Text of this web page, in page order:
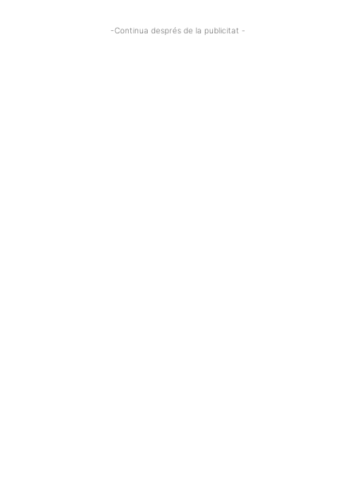
-Continua després de la publicitat -